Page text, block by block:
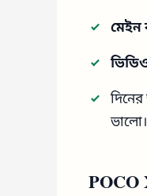
মেইন
ভালো।
POCO